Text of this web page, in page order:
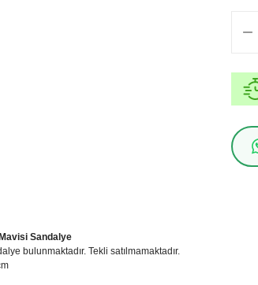
Sandalye
bulunmaktadır. Tekli satılmamaktadır.